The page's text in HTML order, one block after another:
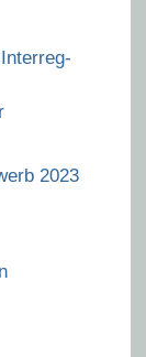
2023